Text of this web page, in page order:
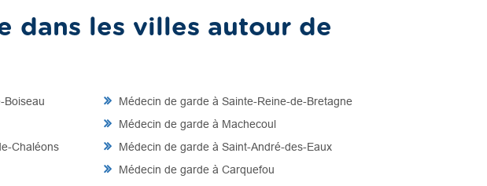
dans les villes autour de
Boiseau
Chaléons
Médecin de garde à Sainte-Reine-de-Bretagne
Médecin de garde à Machecoul
Médecin de garde à Saint-André-des-Eaux
Médecin de garde à Carquefou